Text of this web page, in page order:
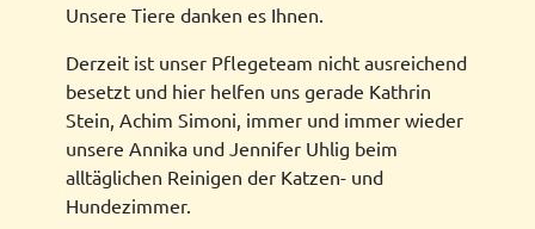
Unsere Tiere danken es Ihnen.
Derzeit ist unser Pflegeteam nicht ausreichend
besetzt und hier helfen uns gerade Kathrin
Stein, Achim Simoni, immer und immer wieder
unsere Annika und Jennifer Uhlig beim
alltäglichen Reinigen der Katzen- und
Hundezimmer.